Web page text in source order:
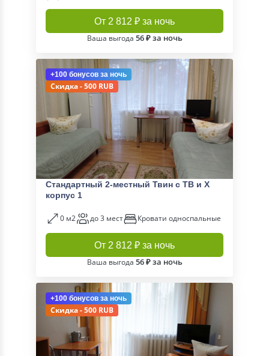
От 2 812 ₽ за ночь
Ваша выгода 56 ₽ за ночь
+100 бонусов за ночь
Скидка - 500 RUB
Стандартный 2-местный Твин с ТВ и Х
корпус 1
0 м2 до 3 мест Кровати односпальные
От 2 812 ₽ за ночь
Ваша выгода 56 ₽ за ночь
+100 бонусов за ночь
Скидка - 500 RUB